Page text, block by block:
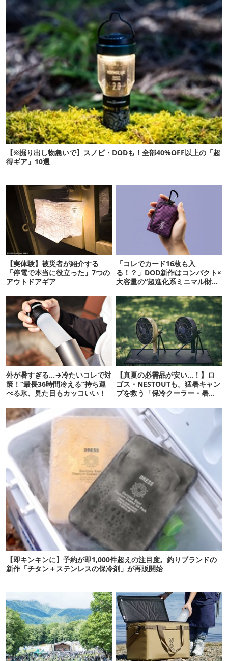
【※掘り出し物急いで】スノピ・DODも！全部40%OFF以上の「超
得ギア」10選
【実体験】被災者が紹介する
「停電で本当に役立った」7つの
アウトドアギア
「コレでカード16枚も入
る！？」DOD新作はコンパクト×
大容量の“超進化系ミニマル財
外が暑すぎる…→冷たいコレで対
策！“最長36時間冷える”持ち運
べる氷、見た目もカッコいい！
【真夏の必需品が安い…！】ロ
ゴス・NESTOUTも。猛暑キャン
プを救う「保冷クーラー・暑さ
【即キンキンに】予約が即1,000件超えの注目度。釣りブランドの
新作「チタン＋ステンレスの保冷剤」が再販開始